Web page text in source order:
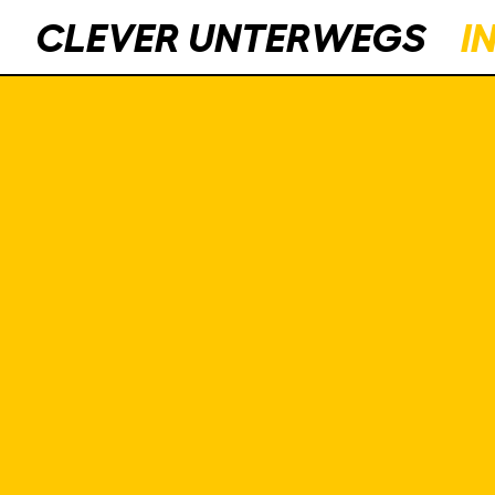
CLEVER UNTERWEGS